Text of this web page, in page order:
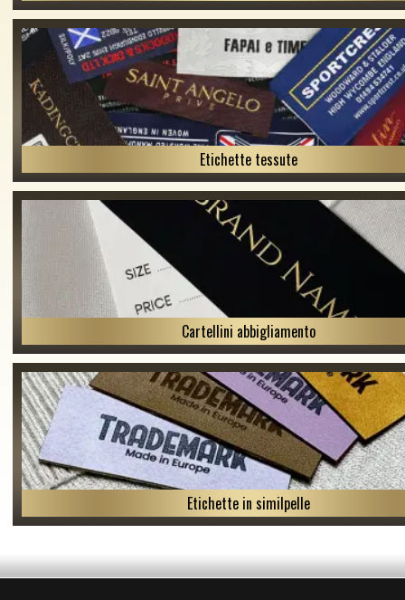
Etichette tessute
Cartellini abbigliamento
Etichette in similpelle